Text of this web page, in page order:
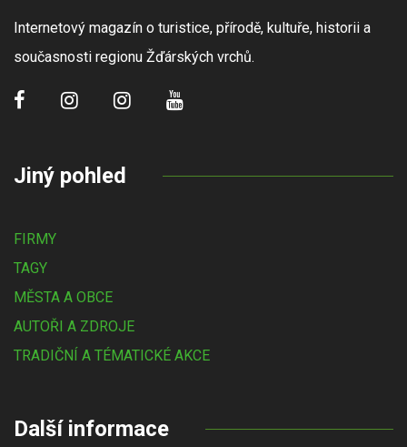
Internetový magazín o turistice, přírodě, kultuře, historii a
současnosti regionu Žďárských vrchů.
Jiný pohled
FIRMY
TAGY
MĚSTA A OBCE
AUTOŘI A ZDROJE
TRADIČNÍ A TÉMATICKÉ AKCE
Další informace